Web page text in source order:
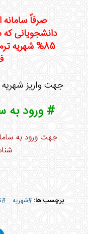
صرفاً
دانشجویانی
85% شهریه
جهت واریز
# ورود به
جهت ورود به
برچسب ها:#شهریه